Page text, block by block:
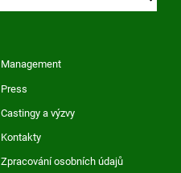
Management
Press
Castingy a výzvy
Kontakty
Zpracování osobních údajů